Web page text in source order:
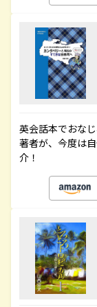
英会話本でおな
著者が、今度は
介！